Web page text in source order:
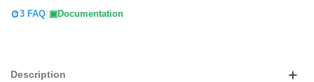
3 FAQ Documentation
Description